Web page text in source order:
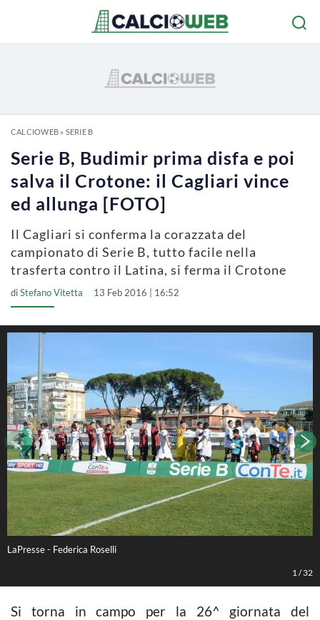
CALCIOWEB» SERIE B
Serie B, Budimir prima disfa e poi
salva il Crotone: il Cagliari vince
ed allunga [FOTO]
Il Cagliari si conferma la corazzata del
campionato di Serie B, tutto facile nella
trasferta contro il Latina, si ferma il Crotone
diStefano Vitetta 13 Feb 2016 | 16:52
LaPresse - Federica Roselli
1 /32
Si torna in campo per la 26^ giornata del